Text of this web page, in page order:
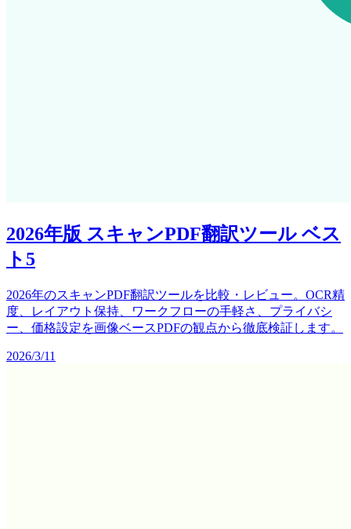
2026年版 スキャンPDF翻訳ツール ベス
ト5
2026年のスキャンPDF翻訳ツールを比較・レビュー。OCR精
度、レイアウト保持、ワークフローの手軽さ、プライバシ
ー、価格設定を画像ベースPDFの観点から徹底検証します。
2026/3/11